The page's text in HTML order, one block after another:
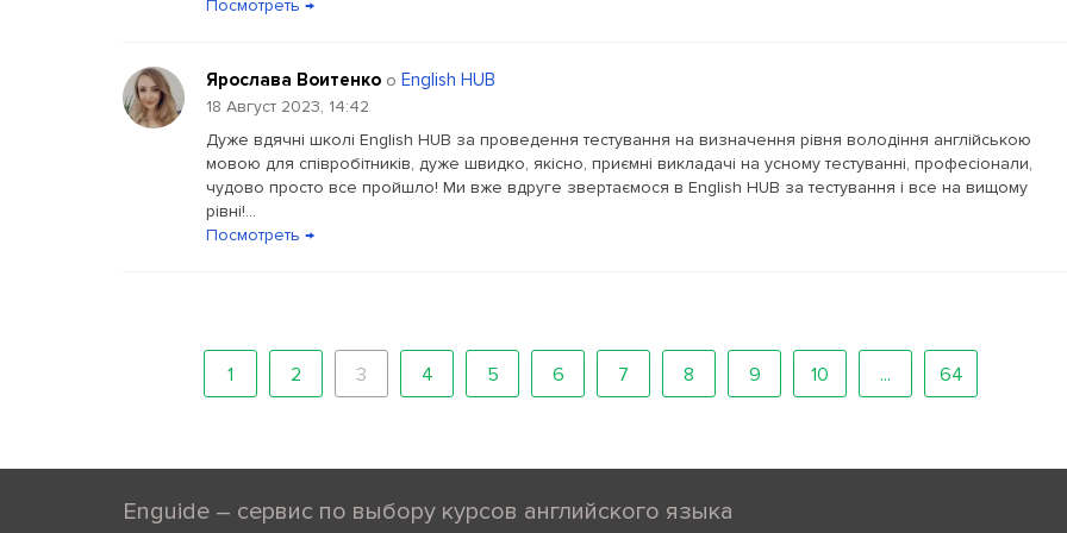
Посмотреть →
Ярослава Воитенко о English HUB
18 Август 2023, 14:42
Дуже вдячні школі English HUB за проведення тестування на визначення рівня володіння англійською
мовою для співробітників, дуже швидко, якісно, приємні викладачі на усному тестуванні, професіонали,
чудово просто все пройшло! Ми вже вдруге звертаємося в English HUB за тестування і все на вищому
рівні!...
Посмотреть →
1 2 3 4 5 6 7 8 9 10 ... 64
Enguide – сервис по выбору курсов английского языка